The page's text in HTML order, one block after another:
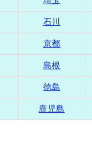
石川
京都
島根
徳島
鹿児島